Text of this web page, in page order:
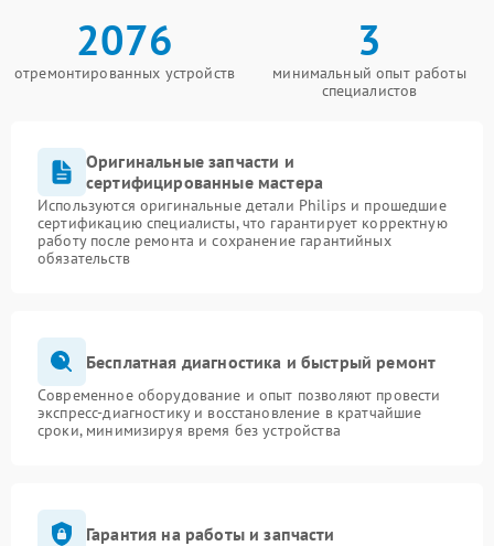
2076
отремонтированных устройств
3
минимальный опыт работы
специалистов
Оригинальные запчасти и
сертифицированные мастера
Используются оригинальные детали Philips и прошедшие
сертификацию специалисты, что гарантирует корректную
работу после ремонта и сохранение гарантийных
обязательств
Бесплатная диагностика и быстрый ремонт
Современное оборудование и опыт позволяют провести
экспресс-диагностику и восстановление в кратчайшие
сроки, минимизируя время без устройства
Гарантия на работы и запчасти